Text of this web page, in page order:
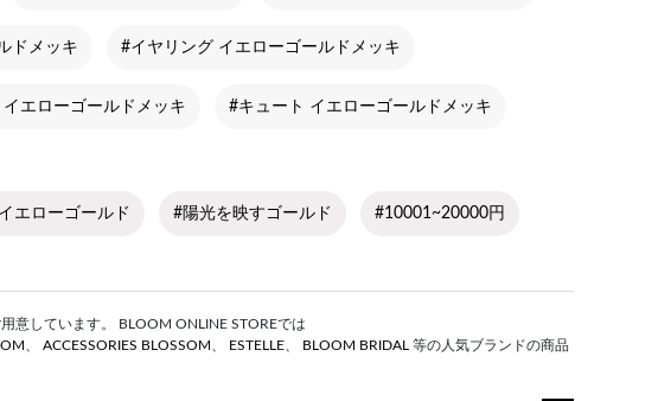
ドメッキ #イヤリング イエローゴールドメッキ
エローゴールドメッキ #キュート イエローゴールドメッキ
エローゴールド #陽光を映すゴールド #10001~20000円
意しています。 BLOOM ONLINE STOREでは
ACCESSORIES BLOSSOM ESTELLE BLOOM BRIDAL 等の人気ブランドの商品